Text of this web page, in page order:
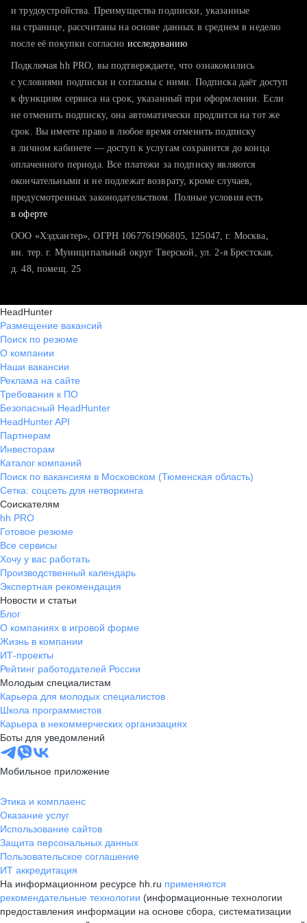
тратите много времени на поиск и вручную поднимаете
хотите сравнить себя с конкурентами и оценить шансы
и трудоустройства. Преимущества подписки, указанные
на странице, рассчитаны на основе данных в среднем в неделю
после её покупки согласно исследованию
Подключая hh PRO, вы подтверждаете, что ознакомились
с условиями подписки и согласны с ними. Подписка даёт доступ
к функциям сервиса на срок, указанный при оформлении. Если
не отменить подписку, она автоматически продлится на тот же
срок. Вы имеете право в любое время отменить подписку
в личном кабинете — доступ к услугам сохранится до конца
оплаченного периода. Все платежи за подписку являются
окончательными и не подлежат возврату, кроме случаев,
предусмотренных законодательством. Полные условия есть
в оферте
ООО «Хэдхантер», ОГРН 1067761906805, 125047, г. Москва,
вн. тер. г. Муниципальный округ Тверской, ул. 2-я Брестская,
д. 48, помещ. 25
HeadHunter
Размещение вакансий
Поиск по резюме
О компании
Наши вакансии
Реклама на сайте
Требования к ПО
Безопасный HeadHunter
HeadHunter API
Партнерам
Инвесторам
Каталог компаний
Поиск по вакансиям в Московском (Тюменская область)
Сетка: соцсеть для нетворкинга
Соискателям
hh PRO
Готовое резюме
Все сервисы
Хочу у вас работать
Производственный календарь
Экспертная рекомендация
Новости и статьи
Блог
О компаниях в игровой форме
Жизнь в компании
ИТ-проекты
Рейтинг работодателей России
Молодым специалистам
Карьера для молодых специалистов
Школа программистов
Карьера в некоммерческих организациях
Боты для уведомлений
Мобильное приложение
Этика и комплаенс
Оказание услуг
Использование сайтов
Защита персональных данных
Пользовательское соглашение
ИТ аккредитация
На информационном ресурсе hh.ru применяются
рекомендательные технологии (информационные технологии
предоставления информации на основе сбора, систематизации